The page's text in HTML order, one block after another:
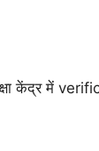
केंद्र में